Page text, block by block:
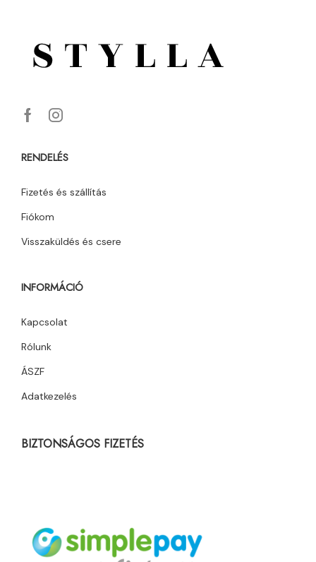
RENDELÉS
Fizetés és szállítás
Fiókom
Visszaküldés és csere
INFORMÁCIÓ
Kapcsolat
Rólunk
ÁSZF
Adatkezelés
BIZTONSÁGOS FIZETÉS